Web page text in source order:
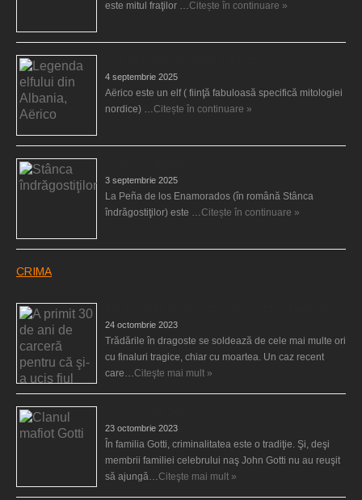
este mitul fraţilor …Citește în continuare »
4 septembrie 2025
Aërico este un elf ( fiinţă fabuloasă specifică mitologiei
nordice) …Citește în continuare »
3 septembrie 2025
La Peña de los Enamorados (în română Stânca
îndrăgostiţilor) este …Citește în continuare »
CRIMA
24 octombrie 2023
Trădările în dragoste se soldează de cele mai multe ori
cu finaluri tragice, chiar cu moartea. Un caz recent
care…Citeşte mai mult »
23 octombrie 2023
În familia Gotti, criminalitatea este o tradiţie. Şi, deşi
membrii familiei celebrului naş John Gotti nu au reuşit
să ajungă…Citeşte mai mult »